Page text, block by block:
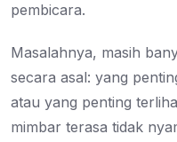
pembicara.
Masalahnya, masih
secara asal: yang
atau yang penting
mimbar terasa tidak